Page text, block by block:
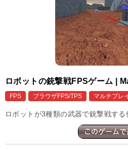
ロボットの銃撃戦FPSゲーム |
FPS ブラウザFPS/TPS マルチプレ
ロボットが3種類の武器で銃撃戦する